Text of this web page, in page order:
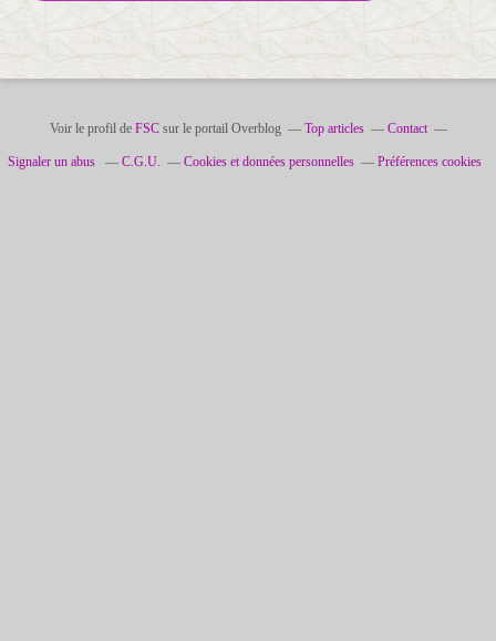
Voir le profil de FSCsur le portail Overblog Top articles Contact
Signaler un abus C.G.U. Cookies et données personnelles Préférences cookies